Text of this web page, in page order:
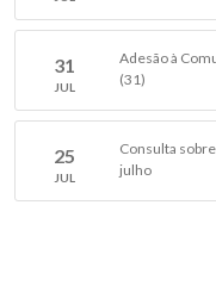
31
JUL
Adesão à
(31)
25
JUL
Consulta
julho